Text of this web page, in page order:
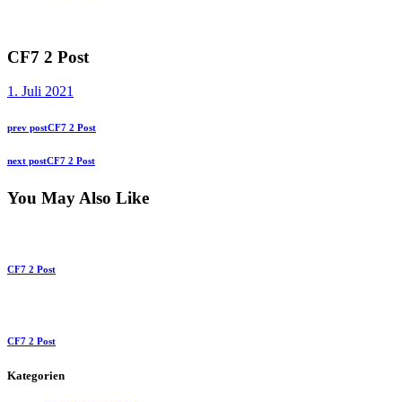
CF7 2 Post
1. Juli 2021
Beitragsnavigation
Previous
prev postCF7 2 Post
Next
next postCF7 2 Post
You May Also Like
CF7 2 Post
CF7 2 Post
Kategorien